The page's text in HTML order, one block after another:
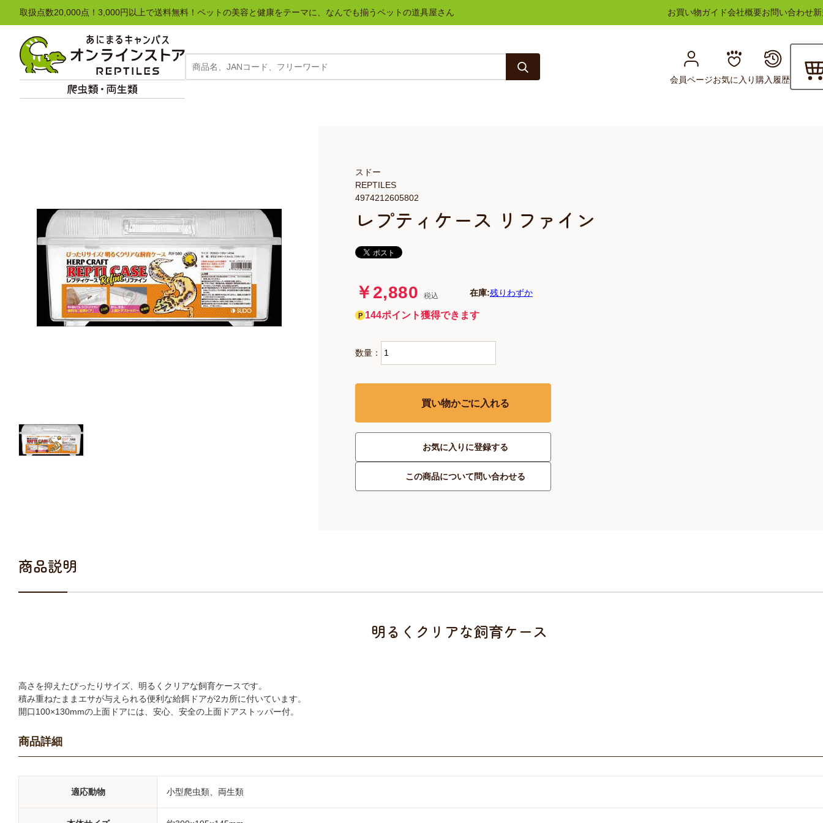
取扱点数20,000点！3,000円以上で送料無料！ペットの美容と健康をテーマに、なんでも揃うペットの道具屋さん お買い物ガイド会社概要お問い合わせ
会員ページお気に入り 購入履歴
レプティケース リファイン
4974212605802
REPTILES
スドー
￥2,880 税込 在庫:残りわずか
144ポイント獲得できます
数量：
買い物かごに入れる
お気に入りに登録する
この商品について問い合わせる
商品説明
明るくクリアな飼育ケース
高さを抑えたぴったりサイズ、明るくクリアな飼育ケースです。
積み重ねたままエサが与えられる便利な給餌ドアが2カ所に付いています。
開口100×130mmの上面ドアには、安心、安全の上面ドアストッパー付。
商品詳細
適応動物 小型爬虫類、両生類